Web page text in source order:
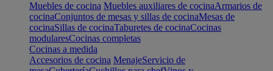
Muebles de cocina Muebles auxiliares de cocinaArmarios de
cocinaConjuntos de mesas y sillas de cocinaMesas de
cocinaSillas de cocinaTaburetes de cocinaCocinas
modularesCocinas completas
Cocinas a medida
Accesorios de cocina MenajeServicio de